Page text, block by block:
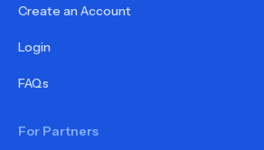
Create an Account
Login
FAQs
For Partners